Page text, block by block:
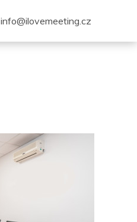
info@ilovemeeting.cz